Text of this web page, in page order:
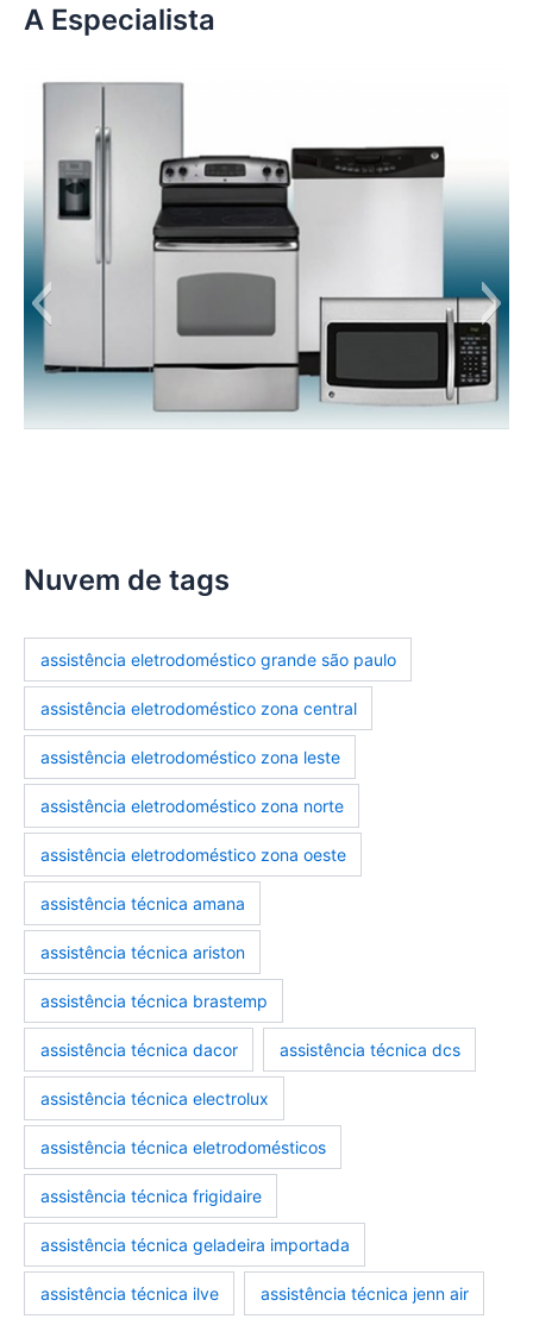
A Especialista
manutencao-eletrodomesticos
eletrodomesticos
marcas-eletrodomestico
Nuvem de tags
assistência eletrodoméstico grande são paulo
assistência eletrodoméstico zona central
assistência eletrodoméstico zona leste
assistência eletrodoméstico zona norte
assistência eletrodoméstico zona oeste
assistência técnica amana
assistência técnica ariston
assistência técnica brastemp
assistência técnica dacor assistência técnica dcs
assistência técnica electrolux
assistência técnica eletrodomésticos
assistência técnica frigidaire
assistência técnica geladeira importada
assistência técnica ilve assistência técnica jenn air